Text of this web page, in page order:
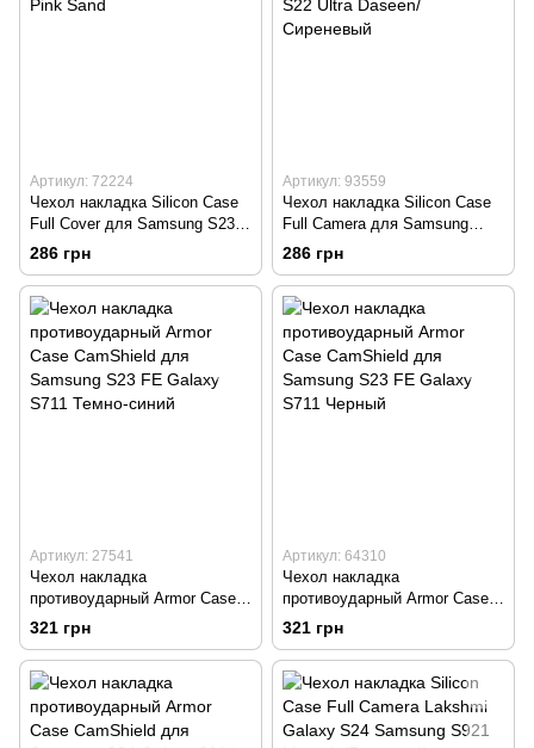
Артикул: 72224
Чехол накладка Silicon Case
Full Cover для Samsung S23
Galaxy G911 Pink Sand
286 грн
Артикул: 93559
Чехол накладка Silicon Case
Full Camera для Samsung
G908 Samsung S22 Ultra
Daseen/Сиреневый
286 грн
Артикул: 27541
Чехол накладка
противоударный Armor Case
CamShield для Samsung S23
FE Galaxy S711 Темно-синий
321 грн
Артикул: 64310
Чехол накладка
противоударный Armor Case
CamShield для Samsung S23
FE Galaxy S711 Черный
321 грн